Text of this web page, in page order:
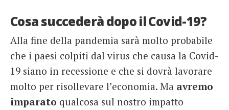
Cosa succederà dopo il Covid-19?
Alla fine della pandemia sarà molto probabile
che i paesi colpiti dal virus che causa la Covid-
19 siano in recessione e che si dovrà lavorare
molto per risollevare l’economia. Ma avremo
imparato qualcosa sul nostro impatto